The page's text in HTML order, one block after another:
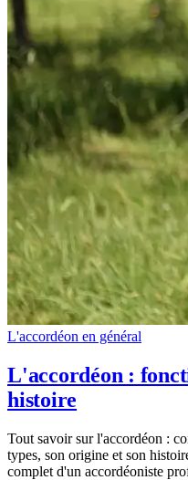
L'accordéon en général
L'accordéon :
histoire
Tout savoir sur l'accordéon :
types, son origine et son
complet d'un accordéoniste